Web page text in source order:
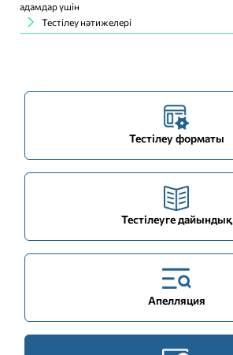
адамдар үшін
Тестілеу нәтижелері
Тестілеу форматы
Тестілеуге дайындық
Апелляция